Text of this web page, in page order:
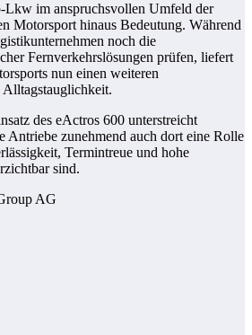
Lkw im anspruchsvollen Umfeld der
Motorsport hinaus Bedeutung. Während
noch die
Fernverkehrslösungen prüfen, liefert
nun einen weiteren
Alltagstauglichkeit.
des eActros 600 unterstreicht
Antriebe zunehmend auch dort eine Rolle
Termintreue und hohe
sind.
AG